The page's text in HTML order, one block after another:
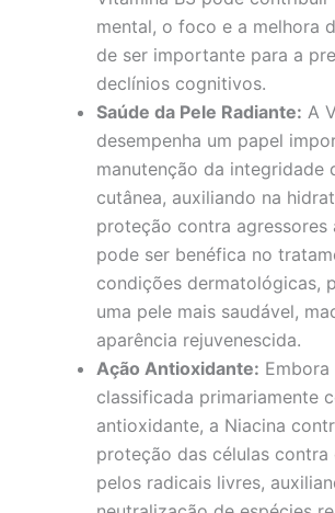
mental, o foco e a melhora
de ser importante para a
declínios cognitivos.
Saúde da Pele Radiante: A
desempenha um papel
manutenção da integridade
cutânea, auxiliando na
proteção contra agressores
pode ser benéfica no
condições dermatológicas,
uma pele mais saudável,
aparência rejuvenescida.
Ação Antioxidante: Embora
classificada primariamente
antioxidante, a Niacina
proteção das células contra
pelos radicais livres,